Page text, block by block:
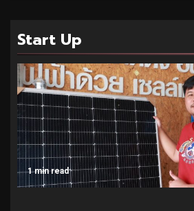
Start Up
1 min read